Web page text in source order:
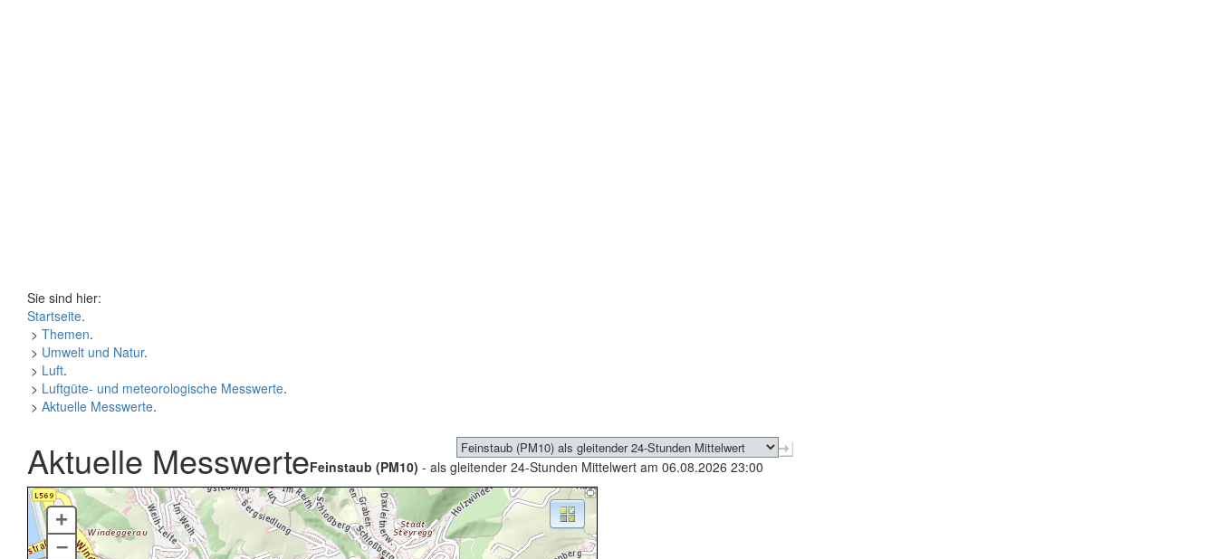
Sie sind hier:
Startseite.
> Themen.
> Umwelt und Natur.
> Luft.
> Luftgüte- und meteorologische Messwerte.
> Aktuelle Messwerte.
Aktuelle MesswerteFeinstaub (PM10) - als gleitender 24-Stunden Mittelwert am 06.08.2026 23:00
+
–